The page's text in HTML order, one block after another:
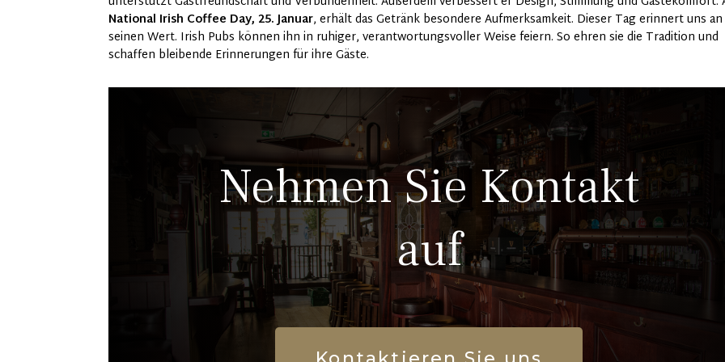
National Irish Coffee Day, 25. Januar, erhält das Getränk besondere Aufmerksamkeit. Dieser Tag erinnert uns an
seinen Wert. Irish Pubs können ihn in ruhiger, verantwortungsvoller Weise feiern. So ehren sie die Tradition und
schaffen bleibende Erinnerungen für ihre Gäste.
Nehmen Sie Kontakt
auf